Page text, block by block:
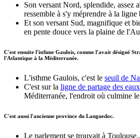
Son versant Nord, splendide, assez
ressemble à s'y méprendre à la ligne
Et son versant Sud, magnifique et
en pente douce vers la plaine de
C'est ensuite l'isthme Gaulois, comme l'avait désigné
l'Atlantique à la Méditerranée.
L'isthme Gaulois, c'est le seuil de
C'est sur la ligne de partage des eaux
Méditerranée, l'endroit où culmine
C'est aussi l'ancienne province du Languedoc.
Le parlement se trouvait à Toulouse..